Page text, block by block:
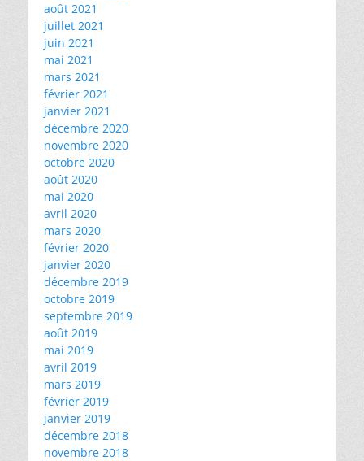
août 2021
juillet 2021
juin 2021
mai 2021
mars 2021
février 2021
janvier 2021
décembre 2020
novembre 2020
octobre 2020
août 2020
mai 2020
avril 2020
mars 2020
février 2020
janvier 2020
décembre 2019
octobre 2019
septembre 2019
août 2019
mai 2019
avril 2019
mars 2019
février 2019
janvier 2019
décembre 2018
novembre 2018